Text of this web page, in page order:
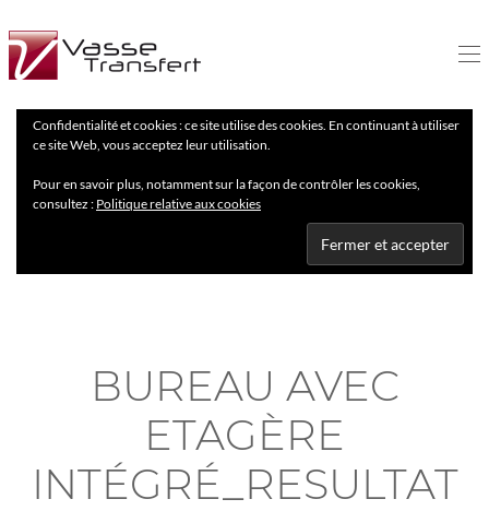
Confidentialité et cookies : ce site utilise des cookies. En continuant à utiliser
ce site Web, vous acceptez leur utilisation.
Pour en savoir plus, notamment sur la façon de contrôler les cookies,
consultez : Politique relative aux cookies
BUREAU AVEC
ETAGÈRE
INTÉGRÉ_RESULTAT